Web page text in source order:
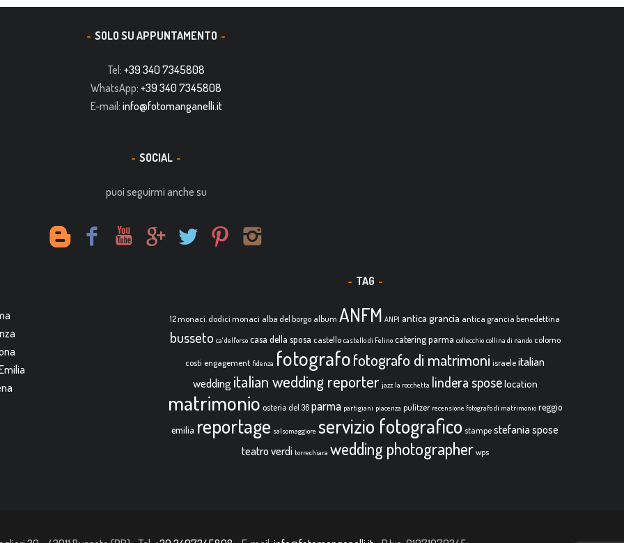
SOLO SU APPUNTAMENTO
Tel: +39 340 7345808
WhatsApp: +39 340 7345808
E-mail: info@fotomanganelli.it
SOCIAL
puoi seguirmi anche su
TAG
12 monaci. dodici monaci alba del borgo album ANFM ANPI antica grancia antica grancia benedettina
busseto ca' dell'orso casa della sposa castello castello di Felino catering parma collecchio collina di nando colorno
costi engagement fidenza fotografofotografo di matrimoni israeleitalian
wedding italian wedding reporter jazz la rocchetta lindera sposelocation
matrimonio osteria del 36 parma partigiani piacenza pulitzer recensione fotografo di matrimonio reggio
emilia reportage salsomaggiore servizio fotografico stampestefania spose
teatro verdi torrechiara wedding photographer wps